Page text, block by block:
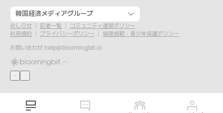
韓国経済メディアグループ
おしらせ 記者一覧
コミュニティ運営ポリシー
利用規約
プライバシーポリシー
倫理規範・青少年保護ポリシー
お問い合わせ help@bloomingbit.io